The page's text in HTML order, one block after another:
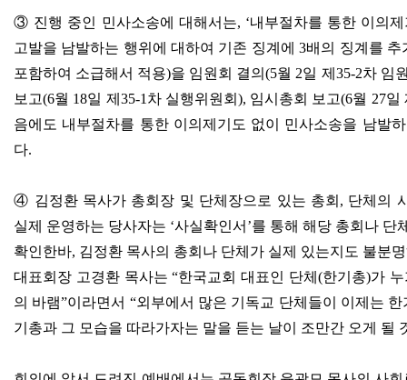
③ 진행 중인 민사소송에 대해서는, ‘내부절차를 통한 이의
고발을 남발하는 행위에 대하여 기존 징계에3배의 징계를 추
포함하여 소급해서 적용)을 임원회 결의(5월 2일 제 35-2차 임
보고(6월 18일 제 35-1 차 실행위원회 ), 임시총회 보고(6월 27일
음에도 내부절차를 통한 이의제기도 없이 민사소송을 남발
다.
④ 김정환 목사가 총회장 및 단체장으로 있는 총회 , 단체의
실제 운영하는 당사자는 ‘사실확인서 ’를 통해 해당 총회나 단
확인한바, 김정환 목사의 총회나 단체가 실제 있는지도 불분
대표회장 고경환 목사는“한국교회 대표인 단체 (한기총)가 누
의 바램”이라면서 “외부에서 많은 기독교 단체들이 이제는
기총과 그 모습을 따라가자는 말을 듣는 날이 조만간 오게 될